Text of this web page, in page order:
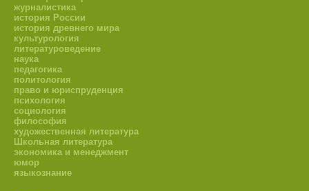
журналистика
история России
история древнего мира
культурология
литературоведение
наука
педагогика
политология
право и юриспруденция
психология
социология
философия
художественная литература
Школьная литература
экономика и менеджмент
юмор
языкознание